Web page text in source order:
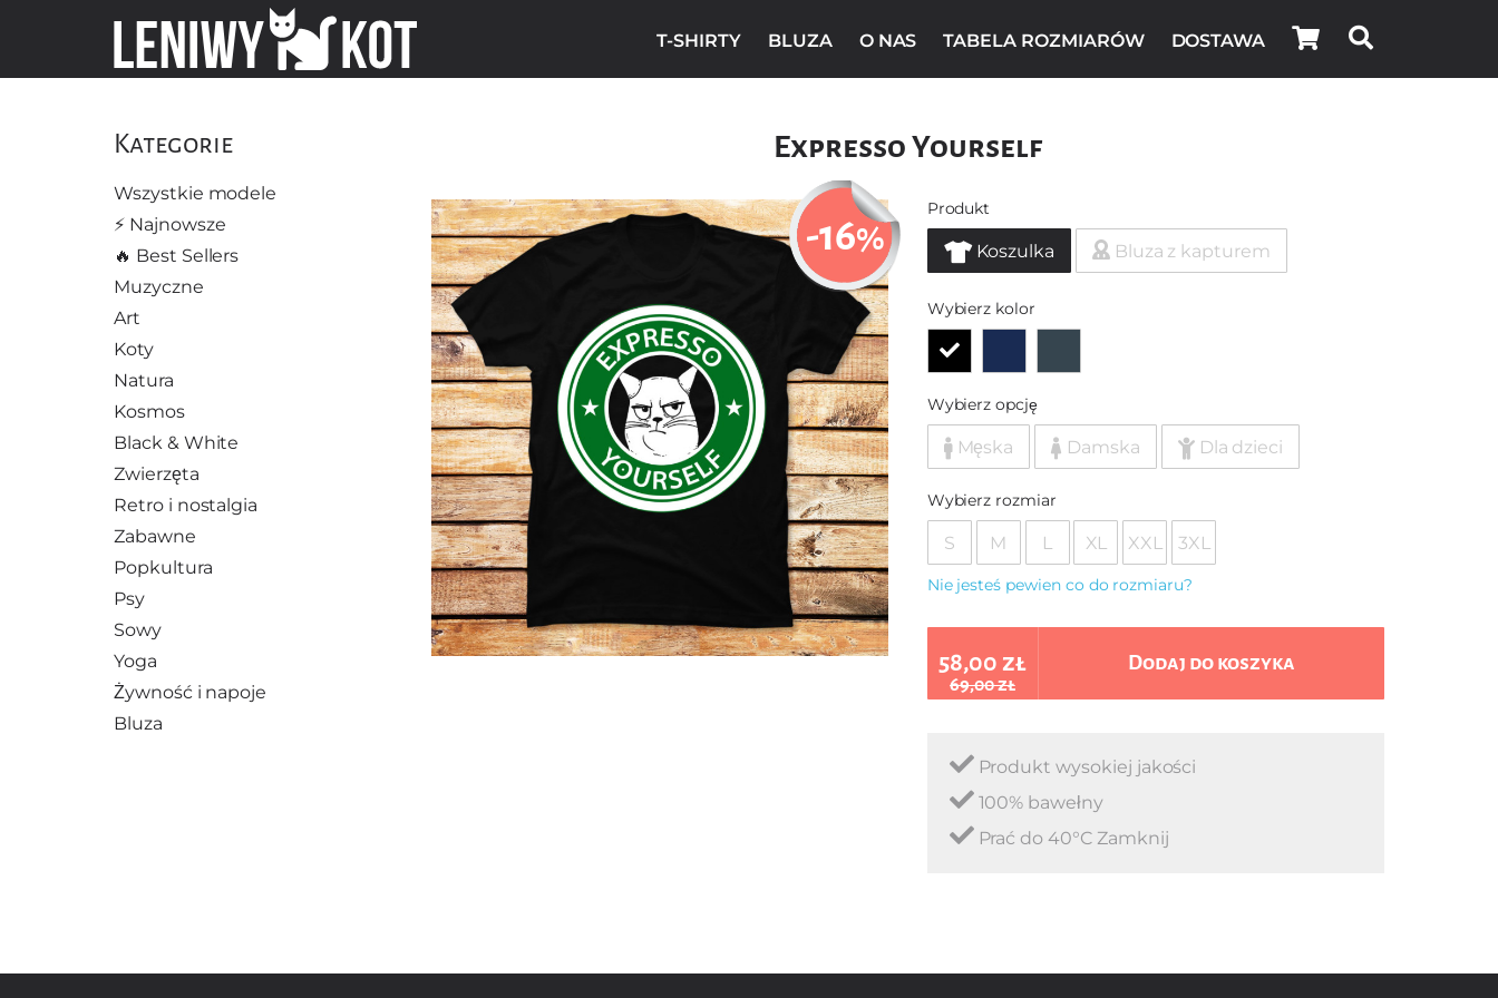
T-SHIRTY BLUZA O NAS TABELA ROZMIARÓW DOSTAWA
Kategorie
Wszystkie modele
⚡️ Najnowsze
🔥 Best Sellers
Muzyczne
Art
Koty
Natura
Kosmos
Black & White
Zwierzęta
Retro i nostalgia
Zabawne
Popkultura
Psy
Sowy
Yoga
Żywność i napoje
Bluza
Expresso Yourself
-16%
Produkt
Koszulka Bluza z kapturem
Wybierz kolor
Wybierz opcję
Męska Damska Dla dzieci
Wybierz rozmiar
S M L XL XXL 3XL
Nie jesteś pewien co do rozmiaru?
58,00 zł
69,00 zł
Dodaj do koszyka
Produkt wysokiej jakości
100% bawełny
Prać do 40°C Zamknij